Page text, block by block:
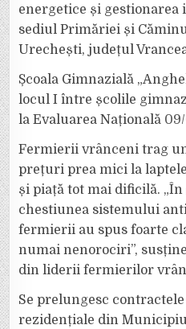
energetice și
sediul Primăriei și
Urechești, județul
Școala Gimnazială
locul I între școlile
la Evaluarea Națională
Fermierii vrânceni trag
prețuri prea mici la
și piață tot mai dificilă.
chestiunea sistemului
fermierii au spus foarte
numai nenorociri”,
din liderii fermierilor
Se prelungesc
rezidențiale din